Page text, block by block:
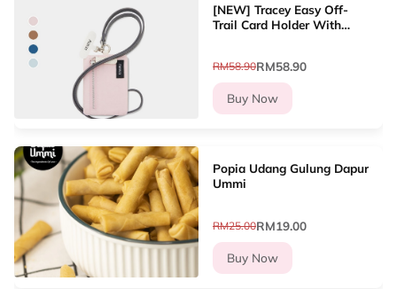
[NEW] Tracey Easy Off-
Trail Card Holder With
RM58.90RM58.90
Buy Now
Popia Udang Gulung Dapur
Ummi
RM25.00RM19.00
Buy Now